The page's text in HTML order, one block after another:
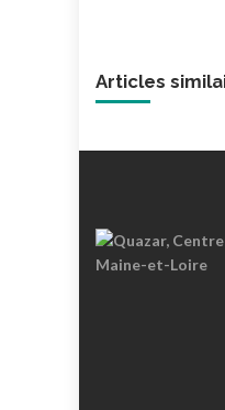
Articles